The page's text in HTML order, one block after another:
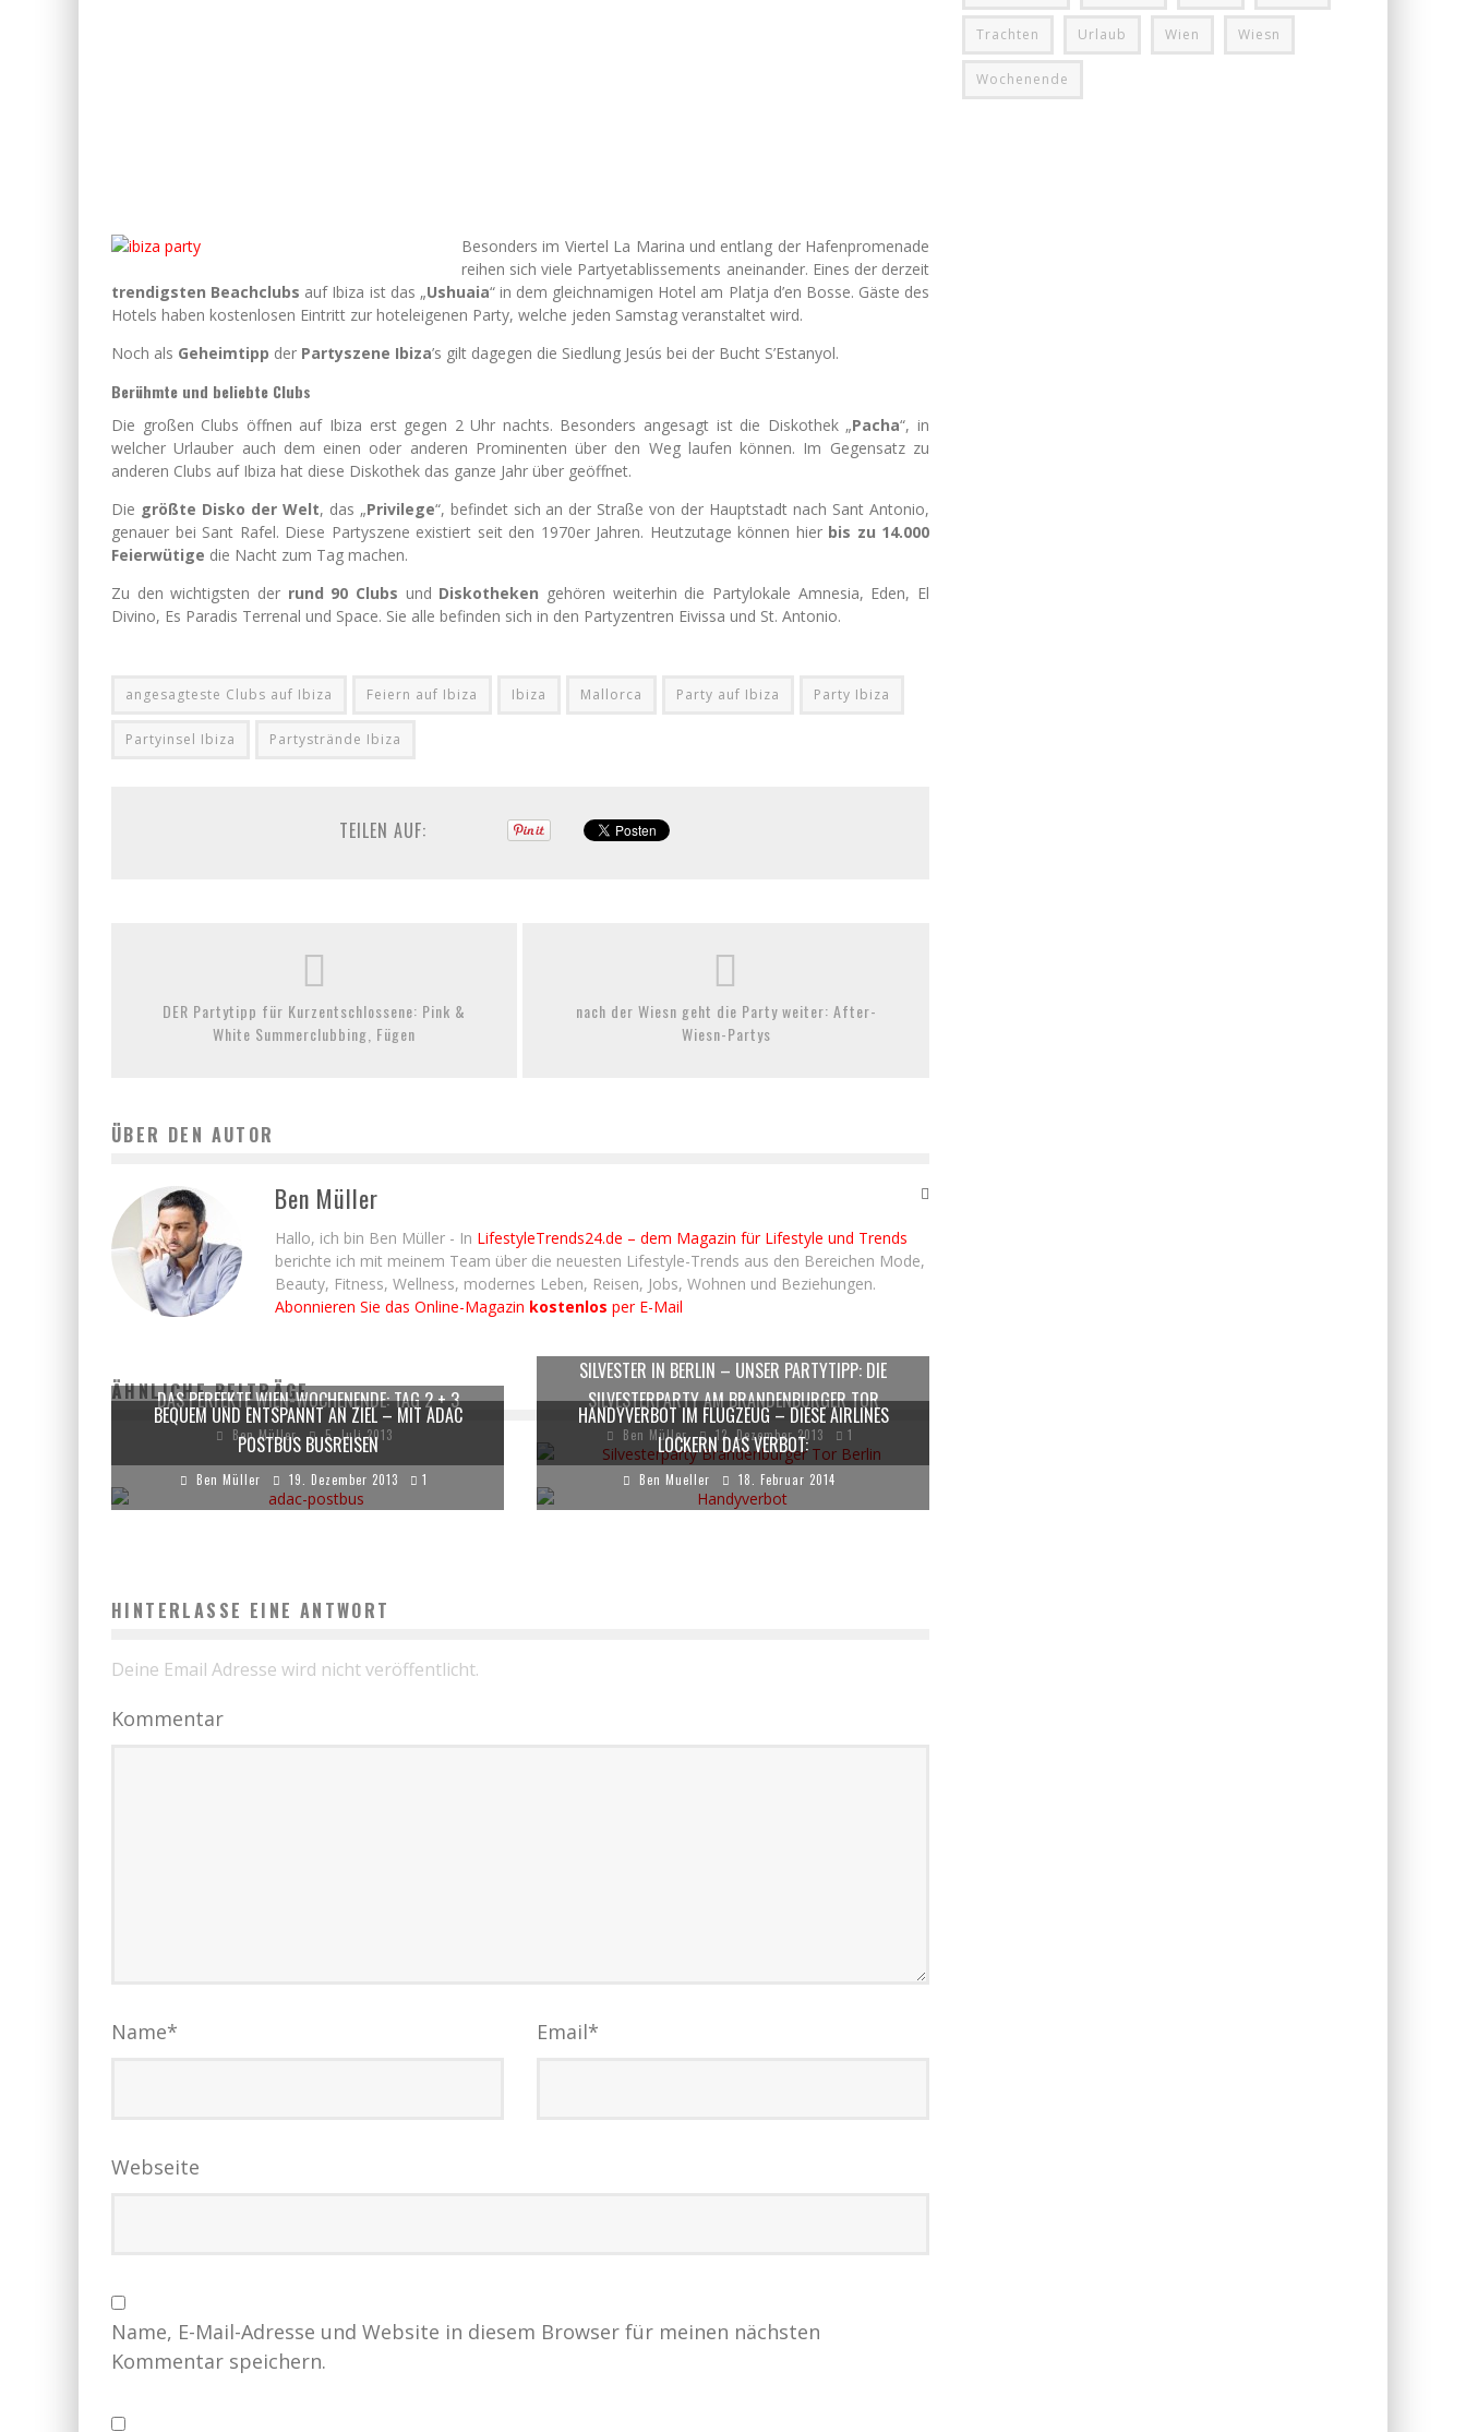
Besonders im Viertel La Marina und entlang der Hafenpromenade
reihen sich viele Partyetablissements aneinander. Eines der derzeit
trendigsten Beachclubs auf Ibiza ist das „Ushuaia“ in dem gleichnamigen Hotel am Platja d’en Bosse. Gäste des
Hotels haben kostenlosen Eintritt zur hoteleigenen Party, welche jeden Samstag veranstaltet wird.
Noch als Geheimtipp der Partyszene Ibiza’s gilt dagegen die Siedlung Jesús bei der Bucht S’Estanyol.
Berühmte und beliebte Clubs
Die großen Clubs öffnen auf Ibiza erst gegen 2 Uhr nachts. Besonders angesagt ist die Diskothek „Pacha“, in
welcher Urlauber auch dem einen oder anderen Prominenten über den Weg laufen können. Im Gegensatz zu
anderen Clubs auf Ibiza hat diese Diskothek das ganze Jahr über geöffnet.
Die größte Disko der Welt, das „Privilege“, befindet sich an der Straße von der Hauptstadt nach Sant Antonio,
genauer bei Sant Rafel. Diese Partyszene existiert seit den 1970er Jahren. Heutzutage können hier bis zu 14.000
Feierwütige die Nacht zum Tag machen.
Zu den wichtigsten der rund 90 Clubs und Diskotheken gehören weiterhin die Partylokale Amnesia, Eden, El
Divino, Es Paradis Terrenal und Space. Sie alle befinden sich in den Partyzentren Eivissa und St. Antonio.
angesagteste Clubs auf Ibiza Feiern auf Ibiza Ibiza Mallorca Party auf Ibiza Party Ibiza
Partyinsel Ibiza Partystrände Ibiza
TEILEN AUF:
DER Partytipp für Kurzentschlossene: Pink &
White Summerclubbing, Fügen
nach der Wiesn geht die Party weiter: After-
Wiesn-Partys
ÜBER DEN AUTOR
Ben Müller
Hallo, ich bin Ben Müller - In LifestyleTrends24.de – dem Magazin für Lifestyle und Trends
berichte ich mit meinem Team über die neuesten Lifestyle-Trends aus den Bereichen Mode,
Beauty, Fitness, Wellness, modernes Leben, Reisen, Jobs, Wohnen und Beziehungen.
Abonnieren Sie das Online-Magazin kostenlos per E-Mail
ÄHNLICHE BEITRÄGE
DAS PERFEKTE WIEN-WOCHENENDE: TAG 2 + 3
Ben Müller 5. Juli 2013
SILVESTER IN BERLIN – UNSER PARTYTIPP: DIE
SILVESTERPARTY AM BRANDENBURGER TOR
Ben Müller 12. Dezember 2013 1
BEQUEM UND ENTSPANNT AN ZIEL – MIT ADAC
POSTBUS BUSREISEN
Ben Müller 19. Dezember 2013 1
HANDYVERBOT IM FLUGZEUG – DIESE AIRLINES
LOCKERN DAS VERBOT:
Ben Mueller 18. Februar 2014
HINTERLASSE EINE ANTWORT
Deine Email Adresse wird nicht veröffentlicht.
Kommentar
Name* Email*
Webseite
Name, E-Mail-Adresse und Website in diesem Browser für meinen nächsten
Kommentar speichern.
Trachten Urlaub Wien Wiesn
Wochenende